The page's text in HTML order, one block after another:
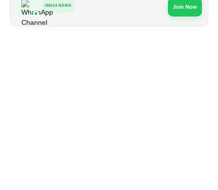
IBN24 NEWS Join Now